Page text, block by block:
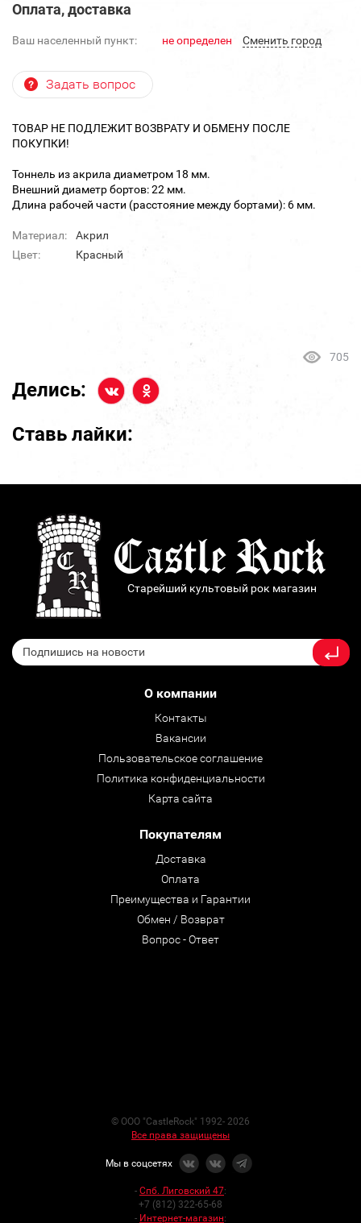
Оплата, доставка
Ваш населенный пункт: не определен Cменить город
Задать вопрос
ТОВАР НЕ ПОДЛЕЖИТ ВОЗВРАТУ И ОБМЕНУ ПОСЛЕ
ПОКУПКИ!
Тоннель из акрила диаметром 18 мм.
Внешний диаметр бортов: 22 мм.
Длина рабочей части (расстояние между бортами): 6 мм.
Материал:
Акрил
Цвет:
Красный
705
Делись:
Ставь лайки:
Старейший культовый рок магазин
О компании
Контакты
Вакансии
Пользовательское соглашение
Политика конфиденциальности
Карта сайта
Покупателям
Доставка
Оплата
Преимущества и Гарантии
Обмен / Возврат
Вопрос - Ответ
© ООО "CastleRock" 1992- 2026
Все права защищены
Мы в соцсетях
- Спб. Лиговский 47:
+7 (812) 322-65-68
- Интернет-магазин: